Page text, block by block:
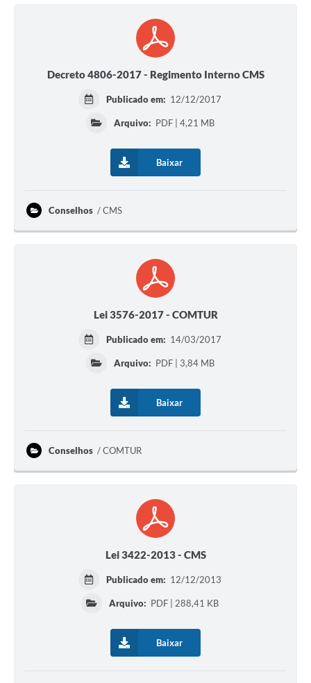
Decreto 4806-2017 - Regimento Interno CMS
Publicado em: 12/12/2017
Arquivo: PDF | 4,21 MB
Baixar
Conselhos CMS
Lei 3576-2017 - COMTUR
Publicado em: 14/03/2017
Arquivo: PDF | 3,84 MB
Baixar
Conselhos COMTUR
Lei 3422-2013 - CMS
Publicado em: 12/12/2013
Arquivo: PDF | 288,41 KB
Baixar